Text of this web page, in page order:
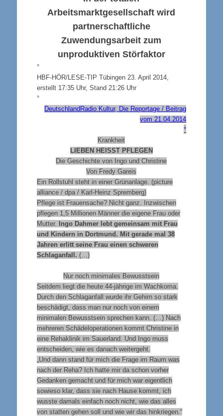
Arbeitsmarktgesellschaft wird
partnerschaftliche
Zuwendungsarbeit zum
unproduktiven Störfaktor
°
HBF-HÖR/LESE-TIP Tübingen 23. April 2014,
erstellt 17:35 Uhr, Stand 21:26 Uhr
°
DeutschlandRadio Kultur, Die Reportage / Beitrag
vom 21.04.2014
°
Krankheit
LIEBEN HEISST PFLEGEN
Die Geschichte von Ingo und Christine
Von Fredy Gareis
Ein Rollstuhl steht in einer Grünanlage. (picture
alliance / dpa / Karl-Heinz Spremberg)
Pflege ist Frauensache? Nicht ganz. Inzwischen
pflegen 1,5 Millionen Männer die eigene Frau oder
Mutter.
Ingo Dahmer lebt gemeinsam mit Frau
und Kindern in Dortmund. Mit gerade mal 38
Jahren erlitt seine Frau einen schweren
Schlaganfall. (…)
Nur noch minimales Bewusstsein
Seitdem liegt die heute 44-jährige im Wachkoma.
Durch den Schlaganfall wurde ihr Gehirn so stark
beschädigt, dass man nur noch von einem
minimalen Bewusstsein sprechen kann. (…) Nach
mehreren Schädeloperationen kommt Christine in
eine Rehaklinik im Sauerland. Und Ingo muss
entscheiden, wie es danach weitergeht.
„Und dann stand für mich die Frage im Raum was
nach der Reha? Ich hatte mir da schon vorher
Gedanken gemacht und für mich war eigentlich
sowieso klar, dass sie nach Hause kommt, ich
wusste damals einfach noch nicht, wie das alles
von statten gehen soll und wie wir das hinkriegen.“